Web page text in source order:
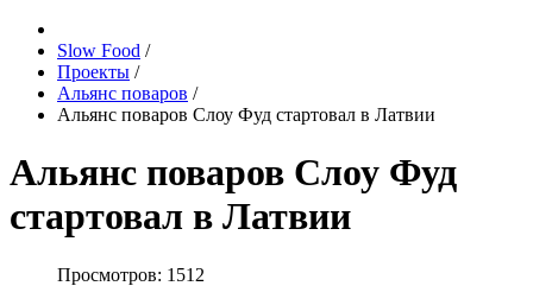
Slow Food /
Проекты /
Альянс поваров /
Альянс поваров Слоу Фуд стартовал в Латвии
Альянс поваров Слоу Фуд
стартовал в Латвии
Просмотров: 1512